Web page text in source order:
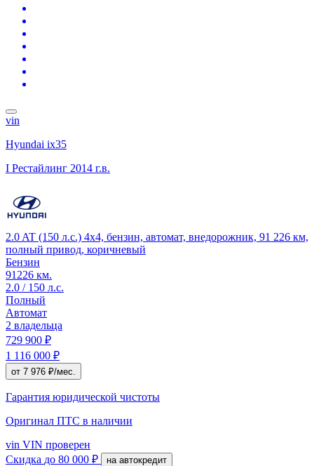
vin
Hyundai ix35
I Рестайлинг 2014 г.в.
2.0 AT (150 л.с.) 4x4, бензин, автомат, внедорожник, 91 226 км,
полный привод, коричневый
Бензин
91226 км.
2.0 / 150 л.с.
Полный
Автомат
2 владельца
729 900 ₽
1 116 000 ₽
от 7 976 ₽/мес.
Гарантия юридической чистоты
Оригинал ПТС в наличии
vin VIN проверен
Скидка до 80 000 ₽ на автокредит